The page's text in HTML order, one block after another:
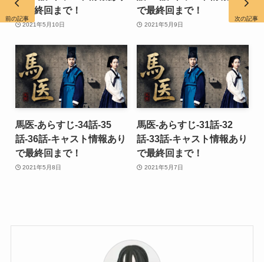
で最終回まで！
2021年5月10日
で最終回まで！
2021年5月9日
馬医-あらすじ-34話-35
話-36話-キャスト情報あり
で最終回まで！
2021年5月8日
馬医-あらすじ-31話-32
話-33話-キャスト情報あり
で最終回まで！
2021年5月7日
前の記事 次の記事